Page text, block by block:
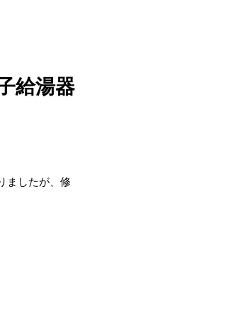
給湯器
ましたが、修